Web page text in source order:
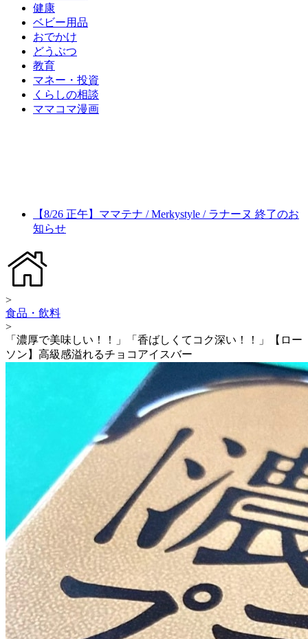
健康
ベビー用品
おでかけ
どうぶつ
教育
マネー・投資
くらしの相談
ママコマ漫画
【8/26 正午】ママテナ / Merkystyle / ラナーヌ 終了のお
知らせ
>
食品・飲料
>
「濃厚で美味しい！！」「香ばしくてコク深い！！」【ロー
ソン】高級感溢れるチョコアイスバー